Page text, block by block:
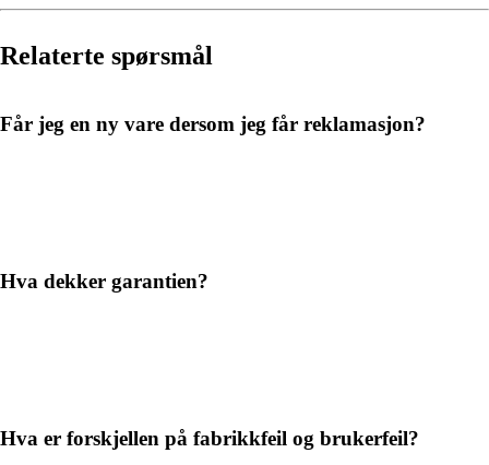
Relaterte spørsmål
Får jeg en ny vare dersom jeg får reklamasjon?
Hva dekker garantien?
Hva er forskjellen på fabrikkfeil og brukerfeil?